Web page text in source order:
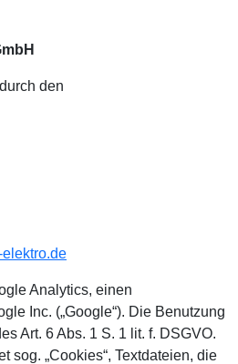
den
Analytics, einen
Inc. („Google“). Die Benutzung
Art. 6 Abs. 1 S. 1 lit. f. DSGVO.
sog. „Cookies“, Textdateien, die